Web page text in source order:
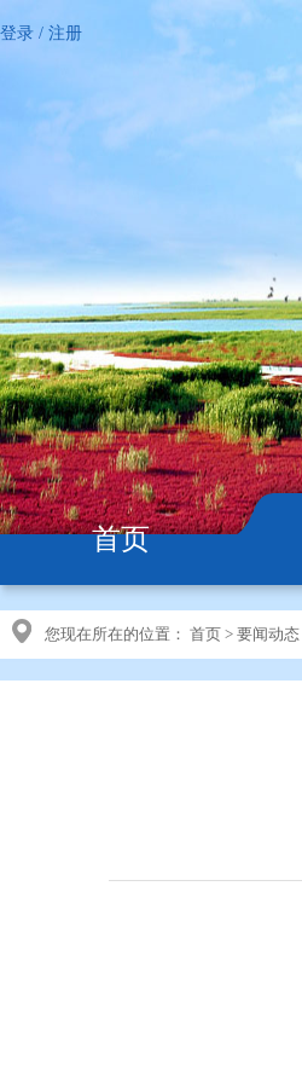
登录 / 注册
首页
您现在所在的位置： 首页 > 要闻动态